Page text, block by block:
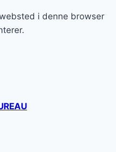
i denne browser